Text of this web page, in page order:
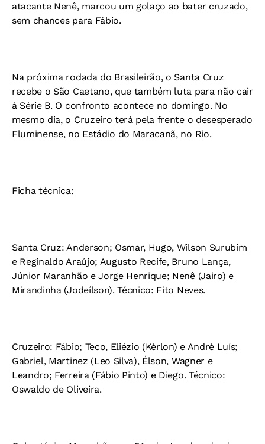
atacante Nenê, marcou um golaço ao bater cruzado,
sem chances para Fábio.
Na próxima rodada do Brasileirão, o Santa Cruz
recebe o São Caetano, que também luta para não cair
à Série B. O confronto acontece no domingo. No
mesmo dia, o Cruzeiro terá pela frente o desesperado
Fluminense, no Estádio do Maracanã, no Rio.
Ficha técnica:
Santa Cruz: Anderson; Osmar, Hugo, Wilson Surubim
e Reginaldo Araújo; Augusto Recife, Bruno Lança,
Júnior Maranhão e Jorge Henrique; Nenê (Jairo) e
Mirandinha (Jodeílson). Técnico: Fito Neves.
Cruzeiro: Fábio; Teco, Eliézio (Kérlon) e André Luís;
Gabriel, Martinez (Leo Silva), Élson, Wagner e
Leandro; Ferreira (Fábio Pinto) e Diego. Técnico:
Oswaldo de Oliveira.